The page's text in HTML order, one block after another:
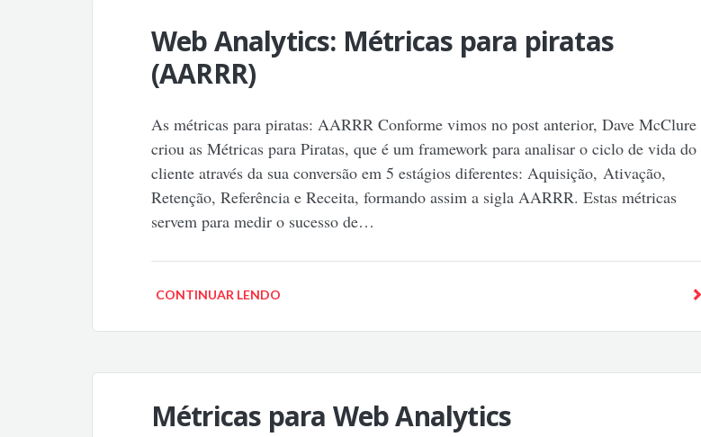
Web Analytics: Métricas para piratas
(AARRR)
As métricas para piratas: AARRR Conforme vimos no post anterior, Dave McClure
criou as Métricas para Piratas, que é um framework para analisar o ciclo de vida do
cliente através da sua conversão em 5 estágios diferentes: Aquisição, Ativação,
Retenção, Referência e Receita, formando assim a sigla AARRR. Estas métricas
servem para medir o sucesso de…
CONTINUAR LENDO
Métricas para Web Analytics